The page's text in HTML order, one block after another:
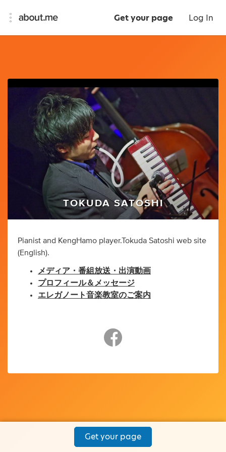
Get your page Log In
TOKUDA SATOSHI
Pianist and KengHamo player.Tokuda Satoshi web site
(English).
メディア・番組放送・出演動画
プロフィール＆メッセージ
エレガノート音楽教室のご案内
Get your page